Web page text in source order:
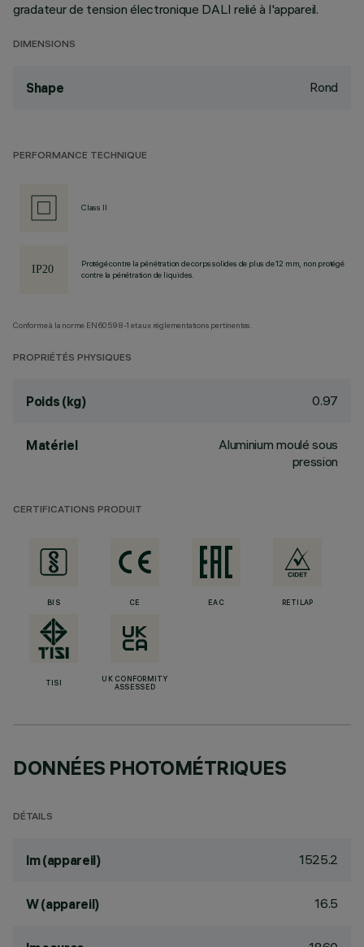
gradateur de tension électronique DALI relié à l'appareil.
DIMENSIONS
Shape Rond
PERFORMANCE TECHNIQUE
Class II
Protégé contre la pénétration de corps solides de plus de 12 mm, non protégé
contre la pénétration de liquides.
Conforme à la norme EN60598-1 et aux réglementations pertinentes.
PROPRIÉTÉS PHYSIQUES
Poids (kg) 0.97
Matériel
Aluminium moulé sous
pression
CERTIFICATIONS PRODUIT
BIS CE EAC RETILAP
TISI
UK CONFORMITY
ASSESSED
DONNÉES PHOTOMÉTRIQUES
DÉTAILS
lm (appareil) 1525.2
W (appareil) 16.5